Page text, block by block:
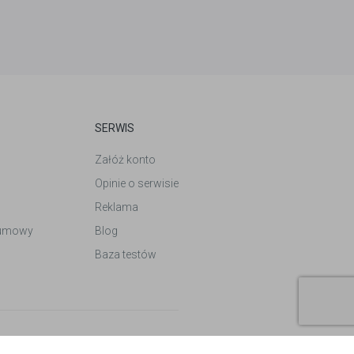
SERWIS
Załóż konto
Opinie o serwisie
Reklama
Blog
Baza testów